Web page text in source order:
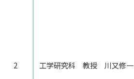
2 工学研究科 教授 川又修一